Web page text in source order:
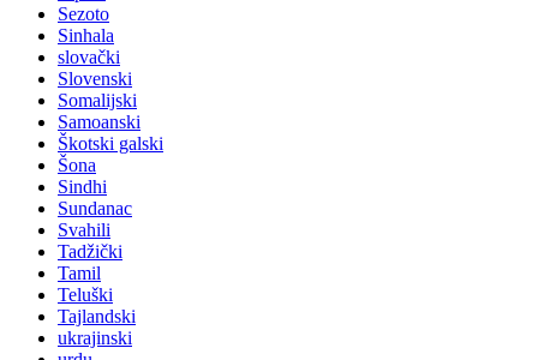
Sezoto
Sinhala
slovački
Slovenski
Somalijski
Samoanski
Škotski galski
Šona
Sindhi
Sundanac
Svahili
Tadžički
Tamil
Teluški
Tajlandski
ukrajinski